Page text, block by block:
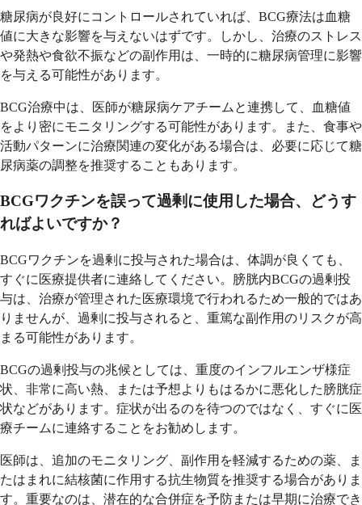
糖尿病が良好にコントロールされていれば、BCG療法は血糖
値に大きな影響を与えないはずです。しかし、治療のストレス
や発熱や食欲不振などの副作用は、一時的に糖尿病管理に影響
を与える可能性があります。
BCG治療中は、医師が糖尿病ケアチームと連携して、血糖値
をより密にモニタリングする可能性があります。また、食事や
活動パターンに治療関連の変化がある場合は、必要に応じて糖
尿病薬の調整を推奨することもあります。
BCGワクチンを誤って過剰に使用した場合、どうす
ればよいですか？
BCGワクチンを過剰に投与された場合は、体調が良くても、
すぐに医療提供者に連絡してください。膀胱内BCGの過剰投
与は、治療が管理された医療環境で行われるため一般的ではあ
りませんが、過剰に投与されると、重篤な副作用のリスクが高
まる可能性があります。
BCGの過剰投与の兆候としては、重度のインフルエンザ様症
状、非常に高い熱、または予想よりもはるかに悪化した膀胱症
状などがあります。症状が出るのを待つのではなく、すぐに医
療チームに連絡することをお勧めします。
医師は、追加のモニタリング、副作用を軽減するための薬、ま
たはまれに結核菌に作用する抗生物質を推奨する場合がありま
す。重要なのは、潜在的な合併症を予防または早期に治療でき